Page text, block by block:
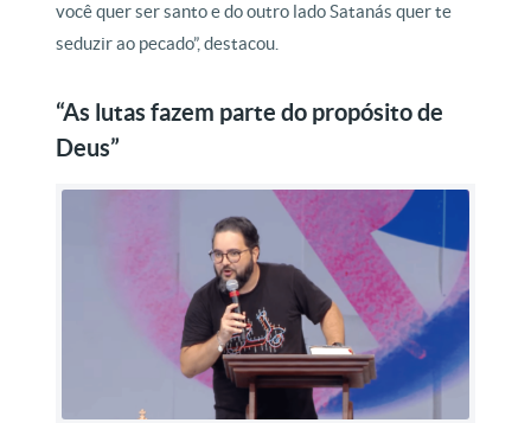
você quer ser santo e do outro lado Satanás quer te
seduzir ao pecado”, destacou.
“As lutas fazem parte do propósito de
Deus”